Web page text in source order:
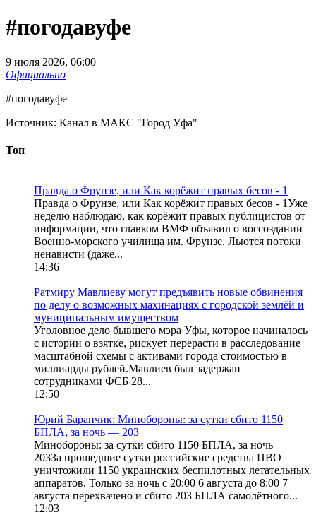
#погодавуфе
9 июля 2026, 06:00
Официально
#погодавуфе
Источник: Канал в МАКС "Город Уфа"
Топ
Правда о Фрунзе, или Как корёжит правых бесов - 1
Правда о Фрунзе, или Как корёжит правых бесов - 1Уже
неделю наблюдаю, как корёжит правых публицистов от
информации, что главком ВМФ объявил о воссоздании
Военно-морского училища им. Фрунзе. Льются потоки
ненависти (даже...
14:36
Ратмиру Мавлиеву могут предъявить новые обвинения
по делу о возможных махинациях с городской землёй и
муниципальным имуществом
Уголовное дело бывшего мэра Уфы, которое начиналось
с истории о взятке, рискует перерасти в расследование
масштабной схемы с активами города стоимостью в
миллиарды рублей.Мавлиев был задержан
сотрудниками ФСБ 28...
12:50
Юрий Баранчик: Минобороны: за сутки сбито 1150
БПЛА, за ночь — 203
Минобороны: за сутки сбито 1150 БПЛА, за ночь —
203За прошедшие сутки российские средства ПВО
уничтожили 1150 украинских беспилотных летательных
аппаратов. Только за ночь с 20:00 6 августа до 8:00 7
августа перехвачено и сбито 203 БПЛА самолётного...
12:03